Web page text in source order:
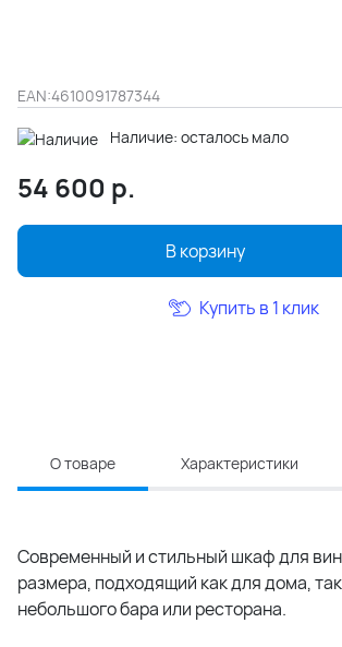
EAN:4610091787344
Наличие: осталось мало
54 600 р.
В корзину
Купить в 1 клик
О товаре Характеристики
Современный и стильный шкаф для
размера, подходящий как для дома,
небольшого бара или ресторана.